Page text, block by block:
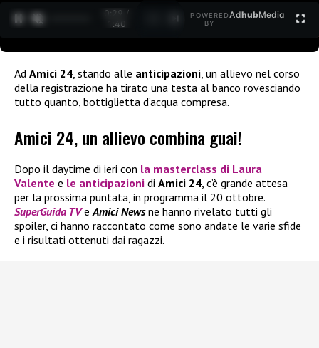
0:30 /
1:40
POWERED
BY
AdhubMedia
Ad Amici 24, stando alle anticipazioni , un allievo nel corso
della registrazione ha tirato una testa al banco rovesciando
tutto quanto, bottiglietta d’acqua compresa.
Amici 24, un allievo combina guai!
Dopo il daytime di ieri con la masterclass di Laura
Valente e le anticipazioni di Amici 24, c’è grande attesa
per la prossima puntata, in programma il 20 ottobre.
SuperGuida TVeAmici Newsne hanno rivelato tutti gli
spoiler, ci hanno raccontato come sono andate le varie sfide
e i risultati ottenuti dai ragazzi.